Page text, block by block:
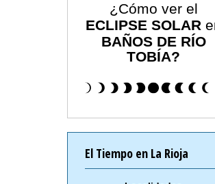
¿Cómo ver el
ECLIPSE SOLAR
BAÑOS DE RÍO
TOBÍA?
El Tiempo en La Rioja